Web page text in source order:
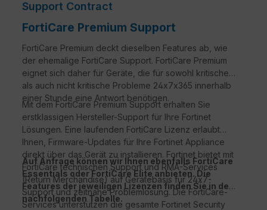
Support Contract
FortiCare Premium Support
FortiCare Premium deckt dieselben Features ab, wie
der ehemalige FortiCare Support. FortiCare Premium
eignet sich daher für Geräte, die für sowohl kritische
als auch nicht kritische Probleme 24x7x365 innerhalb
einer Stunde eine Antwort benötigen.
Mit dem FortiCare Premium Support erhalten Sie
erstklassigen Hersteller-Support für Ihre Fortinet
Lösungen. Eine laufenden FortiCare Lizenz erlaubt
Ihnen, Firmware-Updates für Ihre Fortinet Appliance
direkt über das Gerät zu installieren. Fortinet bietet mit
FortiCare technischen Support und RMA-Services
(Return Merchandise) auf Gerätebasis für 24x7-
Support und zeitnahe Problemlösung. Die FortiCare-
Services unterstützen die gesamte Fortinet Security
Auf Anfrage können wir Ihnen ebenfalls FortiCare
Essentials oder FortiCare Elite anbieten. Die
Features der jeweiligen Lizenzen finden Sie in der
nachfolgenden Tabelle.